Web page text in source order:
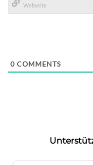
Mail*
0 COMMENTS